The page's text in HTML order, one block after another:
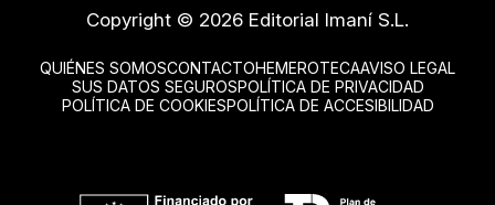
Copyright © 2026 Editorial Imaní S.L.
QUIÉNES SOMOSCONTACTOHEMEROTECAAVISO LEGAL
SUS DATOS SEGUROSPOLÍTICA DE PRIVACIDAD
POLÍTICA DE COOKIESPOLÍTICA DE ACCESIBILIDAD